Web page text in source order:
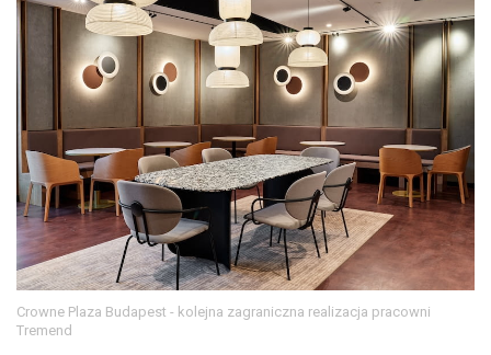
Crowne Plaza Budapest - kolejna zagraniczna realizacja pracowni
Tremend